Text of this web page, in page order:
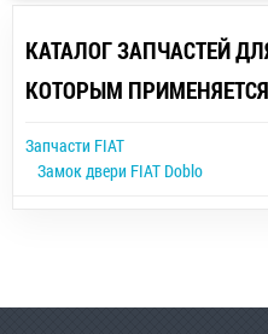
КАТАЛОГ ЗАПЧАСТЕЙ
КОТОРЫМ
Запчасти FIAT
Замок двери FIAT Doblo